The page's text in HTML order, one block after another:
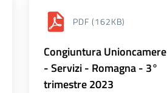
PDF (162KB)
Congiuntura Unioncamere
- Servizi - Romagna - 3°
trimestre 2023